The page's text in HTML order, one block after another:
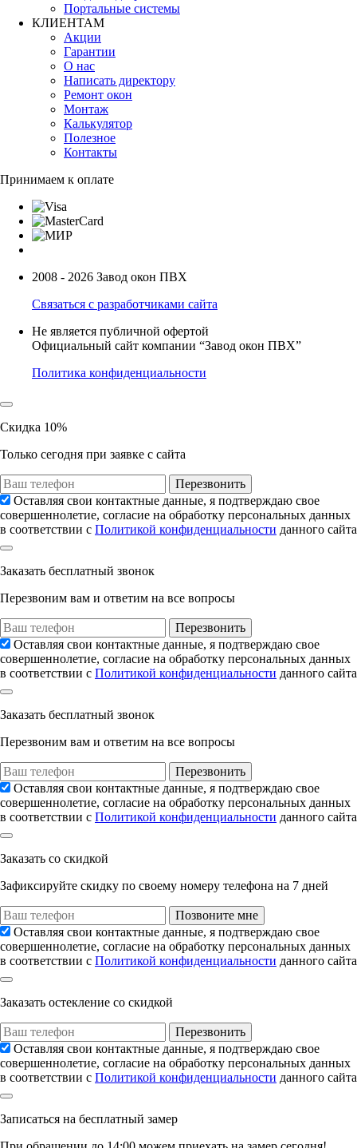
Портальные системы
КЛИЕНТАМ
Акции
Гарантии
О нас
Написать директору
Ремонт окон
Монтаж
Калькулятор
Полезное
Контакты
Принимаем к оплате
2008 - 2026 Завод окон ПВХ
Связаться с разработчиками сайта
Не является публичной офертой
Официальный сайт компании “Завод окон ПВХ”
Политика конфиденциальности
Скидка 10%
Только сегодня при заявке с сайта
Перезвонить
Оставляя свои контактные данные, я подтверждаю свое
совершеннолетие, согласие на обработку персональных данных
в соответствии с Политикой конфиденциальности данного сайта
Заказать бесплатный звонок
Перезвоним вам и ответим на все вопросы
Перезвонить
Оставляя свои контактные данные, я подтверждаю свое
совершеннолетие, согласие на обработку персональных данных
в соответствии с Политикой конфиденциальности данного сайта
Заказать бесплатный звонок
Перезвоним вам и ответим на все вопросы
Перезвонить
Оставляя свои контактные данные, я подтверждаю свое
совершеннолетие, согласие на обработку персональных данных
в соответствии с Политикой конфиденциальности данного сайта
Заказать со скидкой
Зафиксируйте скидку по своему номеру телефона на 7 дней
Позвоните мне
Оставляя свои контактные данные, я подтверждаю свое
совершеннолетие, согласие на обработку персональных данных
в соответствии с Политикой конфиденциальности данного сайта
Заказать остекление со скидкой
Перезвонить
Оставляя свои контактные данные, я подтверждаю свое
совершеннолетие, согласие на обработку персональных данных
в соответствии с Политикой конфиденциальности данного сайта
Записаться на бесплатный замер